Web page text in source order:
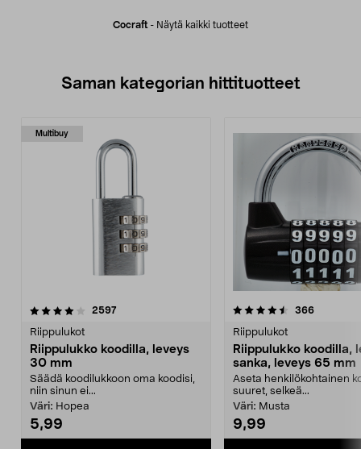
Cocraft - Näytä kaikki tuotteet
Saman kategorian hittituotteet
Multibuy
2597arvostelut
Riippulukot
Riippulukko koodilla, leveys
30 mm
Säädä koodilukkoon oma koodisi,
niin sinun ei...
Väri: Hopea
5,99
4.5 viidestä
366arvostelut
Riippulukot
Riippulukko koodilla,
sanka, leveys 65 mm
Aseta henkilökohtainen
suuret, selkeä...
Väri: Musta
9,99
4.0 viidestä